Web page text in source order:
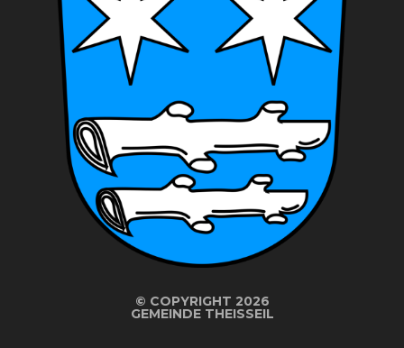
© COPYRIGHT 2026
GEMEINDE THEISSEIL